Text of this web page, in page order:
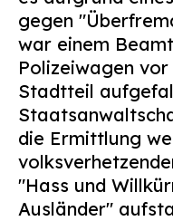
gegen
war einem
Polizeiwagen
Stadtteil
die Ermittlung
"Hass und
Ausländer"